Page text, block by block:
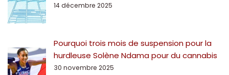
14 décembre 2025
Pourquoi trois mois de suspension pour la
hurdleuse Solène Ndama pour du cannabis
30 novembre 2025